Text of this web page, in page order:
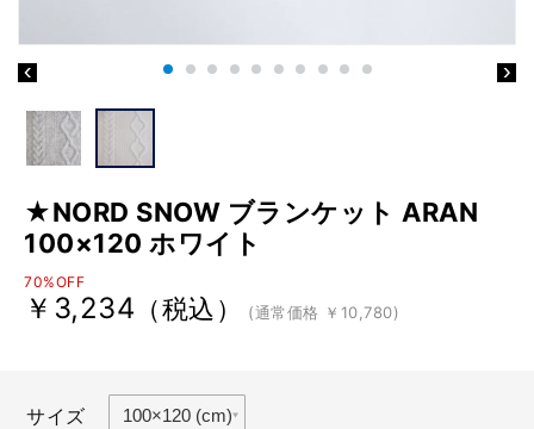
★NORD SNOW ブランケット ARAN
100×120 ホワイト
70%OFF
￥3,234 （税込） (通常価格 ￥10,780)
サイズ